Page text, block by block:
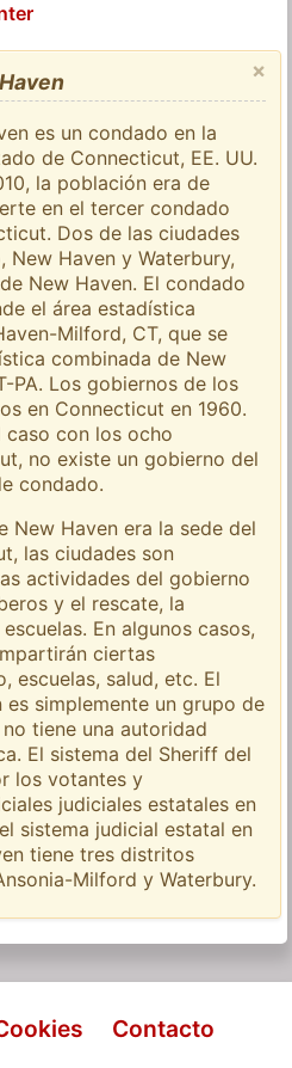
×
es un condado en la
de Connecticut, EE. UU.
la población era de
en el tercer condado
Dos de las ciudades
New Haven y Waterbury,
New Haven. El condado
el área estadística
Milford, CT, que se
combinada de New
PA. Los gobiernos de los
en Connecticut en 1960.
con los ocho
no existe un gobierno del
condado.
New Haven era la sede del
las ciudades son
actividades del gobierno
y el rescate, la
En algunos casos,
ciertas
escuelas, salud, etc. El
simplemente un grupo de
tiene una autoridad
El sistema del Sheriff del
los votantes y
judiciales estatales en
sistema judicial estatal en
tiene tres distritos
Milford y Waterbury.
Contacto